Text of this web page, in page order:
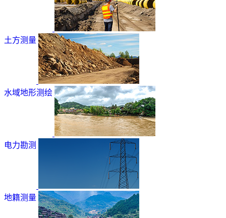
土方测量
水域地形测绘
电力勘测
地籍测量